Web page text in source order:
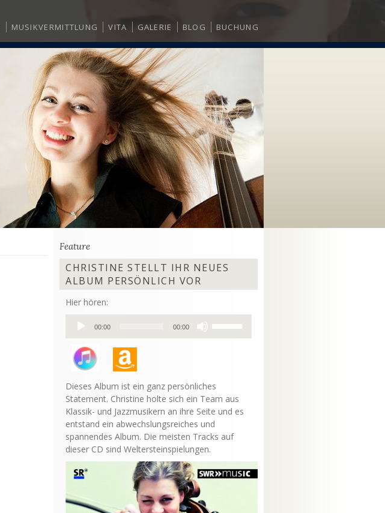
MUSIKVERMITTLUNG VITA GALERIE BLOG BUCHUNG
Feature
CHRISTINE STELLT IHR NEUES
ALBUM PERSÖNLICH VOR
Hier hören:
Audio-
Player
00:00 00:00
Hoch/Runter
zu
regeln.
Dieses Album ist ein ganz persönliches
Statement. Christine holte sich ein Team aus
Klassik- und Jazzmusikern an ihre Seite und es
entstand ein abwechslungsreiches und
spannendes Album. Die meisten Tracks auf
dieser CD sind Weltersteinspielungen.